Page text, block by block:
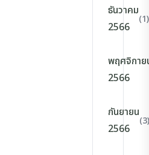
ธันวาคม
2566
(1)
พฤศจิกาย
2566
กันยายน
2566
(3)